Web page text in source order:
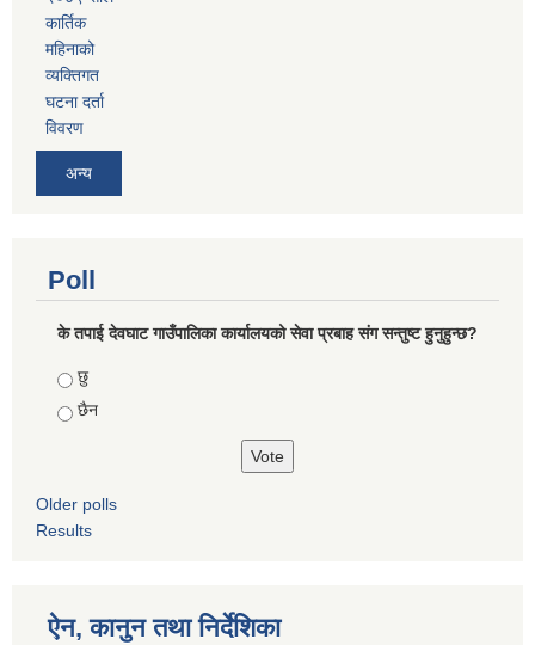
कार्तिक
महिनाको
व्यक्तिगत
घटना दर्ता
विवरण
अन्य
Poll
के तपाई देवघाट गाउँपालिका कार्यालयको सेवा प्रबाह संग सन्तुष्ट हुनुहुन्छ?
Choices
छु
छैन
Older polls
Results
ऐन, कानुन तथा निर्देशिका